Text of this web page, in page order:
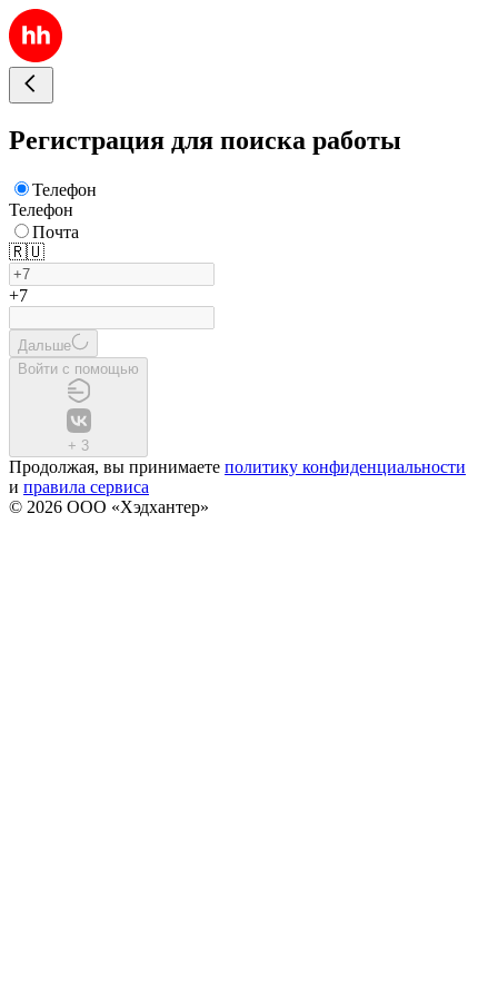
Регистрация для поиска работы
Телефон
Телефон
Почта
🇷🇺
+7
Дальше
Войти с помощью
+ 3
Продолжая, вы принимаете политику конфиденциальности
и правила сервиса
© 2026 ООО «Хэдхантер»